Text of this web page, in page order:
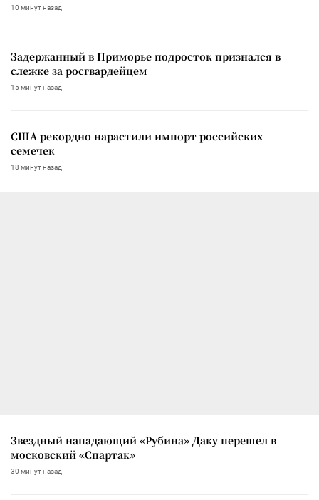
10 минут назад
Задержанный в Приморье подросток признался в
слежке за росгвардейцем
15 минут назад
США рекордно нарастили импорт российских
семечек
18 минут назад
Звездный нападающий «Рубина» Даку перешел в
московский «Спартак»
30 минут назад